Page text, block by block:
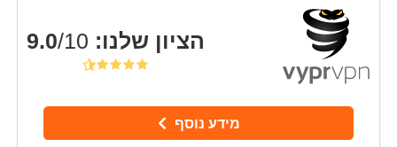
הציון שלנו:
/10
מידע נוסף